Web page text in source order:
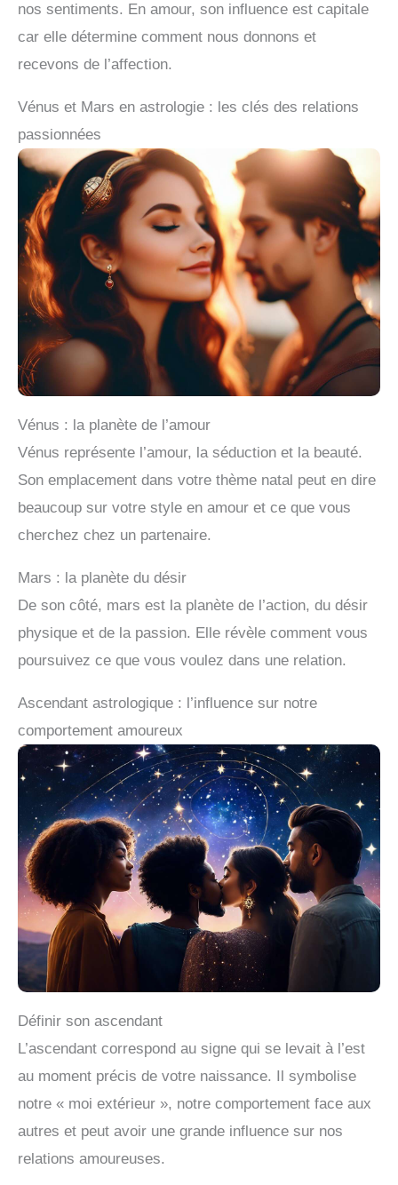
nos sentiments. En amour, son influence est capitale
car elle détermine comment nous donnons et
recevons de l’affection.
Vénus et Mars en astrologie : les clés des relations
passionnées
Vénus : la planète de l’amour
Vénus représente l’amour, la séduction et la beauté.
Son emplacement dans votre thème natal peut en dire
beaucoup sur votre style en amour et ce que vous
cherchez chez un partenaire.
Mars : la planète du désir
De son côté, mars est la planète de l’action, du désir
physique et de la passion. Elle révèle comment vous
poursuivez ce que vous voulez dans une relation.
Ascendant astrologique : l’influence sur notre
comportement amoureux
Définir son ascendant
L’ascendant correspond au signe qui se levait à l’est
au moment précis de votre naissance. Il symbolise
notre « moi extérieur », notre comportement face aux
autres et peut avoir une grande influence sur nos
relations amoureuses.